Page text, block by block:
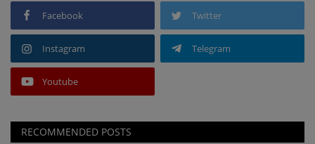
Facebook Twitter
Instagram Telegram
Youtube
RECOMMENDED POSTS